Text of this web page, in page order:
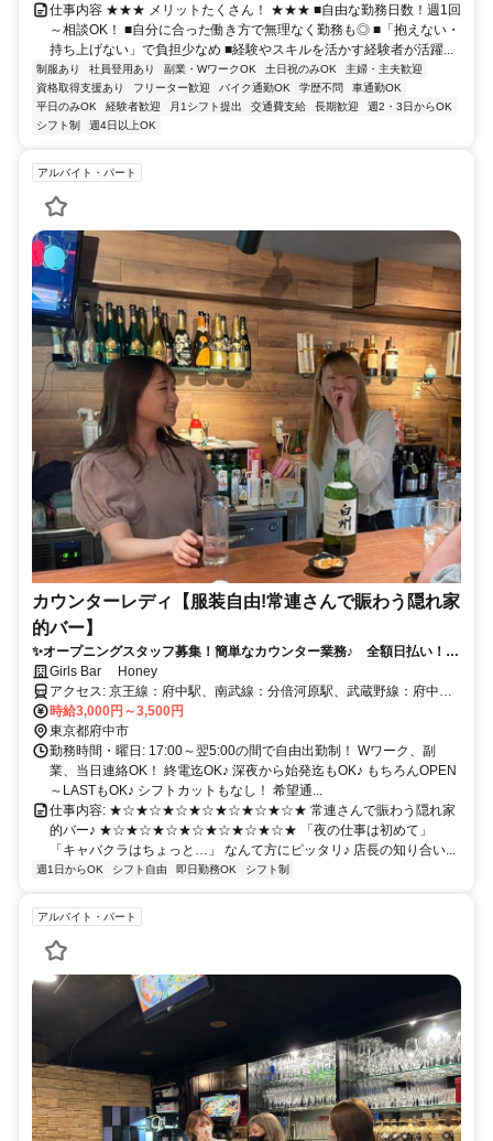
仕事内容 ★★★ メリットたくさん！ ★★★ ■自由な勤務日数！週1回
～相談OK！ ■自分に合った働き方で無理なく勤務も◎ ■「抱えない・
持ち上げない」で負担少なめ ■経験やスキルを活かす経験者が活躍...
制服あり 社員登用あり 副業・WワークOK 土日祝のみOK
主婦・主夫歓迎
資格取得支援あり
フリーター歓迎 バイク通勤OK 学歴不問
車通勤OK
平日のみOK
経験者歓迎 月1シフト提出 交通費支給 長期歓迎
週2・3日からOK
シフト制
週4日以上OK
アルバイト・パート
カウンターレディ【服装自由!常連さんで賑わう隠れ家
的バー】
✨オープニングスタッフ募集！簡単なカウンター業務♪ 全額日払い！履
歴書不要！
Girls Bar Honey
アクセス: 京王線：府中駅、南武線：分倍河原駅、武蔵野線：府中本
町駅、各駅スグ！
時給3,000円～3,500円
東京都府中市
勤務時間・曜日: 17:00～翌5:00の間で自由出勤制！ Wワーク、副
業、当日連絡OK！ 終電迄OK♪ 深夜から始発迄もOK♪ もちろんOPEN
～LASTもOK♪ シフトカットもなし！ 希望通...
仕事内容: ★☆★☆★☆★☆★☆★☆★☆★ 常連さんで賑わう隠れ家
的バー♪ ★☆★☆★☆★☆★☆★☆★☆★ 「夜の仕事は初めて」
「キャバクラはちょっと…」 なんて方にピッタリ♪ 店長の知り合い...
週1日からOK シフト自由 即日勤務OK シフト制
アルバイト・パート